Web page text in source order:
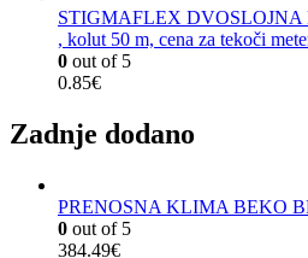
STIGMAFLEX
, kolut 50 m, cena za tekoči
0 out of 5
0.85€
Zadnje dodano
PRENOSNA KLIMA BEKO
0 out of 5
384.49€